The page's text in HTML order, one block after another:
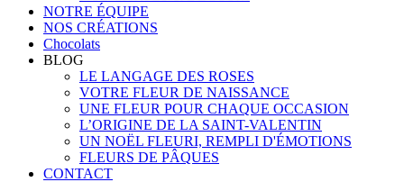
NOTRE ÉQUIPE
NOS CRÉATIONS
Chocolats
BLOG
LE LANGAGE DES ROSES
VOTRE FLEUR DE NAISSANCE
UNE FLEUR POUR CHAQUE OCCASION
L’ORIGINE DE LA SAINT-VALENTIN
UN NOËL FLEURI, REMPLI D'ÉMOTIONS
FLEURS DE PÂQUES
CONTACT